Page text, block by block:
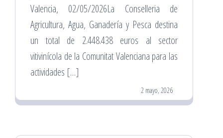
Valencia, 02/05/2026La Conselleria de
Agricultura, Agua, Ganadería y Pesca destina
un total de 2.448.438 euros al sector
vitivinícola de la Comunitat Valenciana para las
actividades […]
2 mayo, 2026